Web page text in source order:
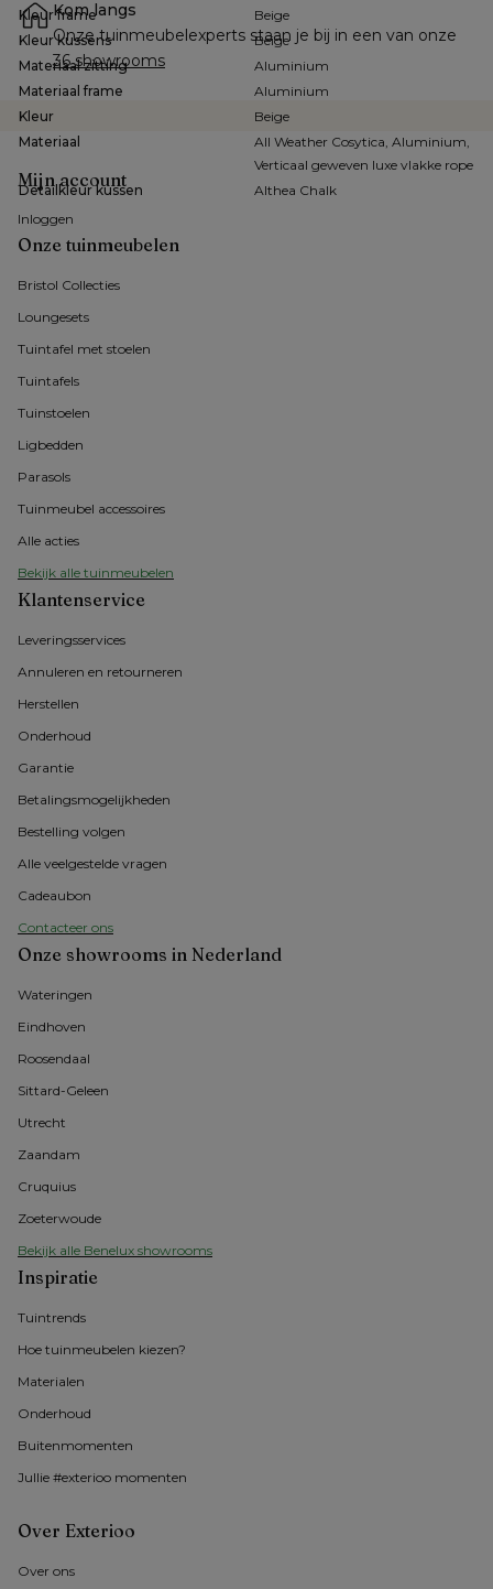
Kleur frame
Beige
Kleur kussens
Beige
Materiaal zitting
Aluminium
Materiaal frame
Aluminium
Kleur
Beige
Materiaal
All Weather Cosytica, Aluminium,
Verticaal geweven luxe vlakke rope
Detailkleur kussen
Althea Chalk
Kom langs
36 showrooms
Onze tuinmeubelen
Bristol Collecties
Loungesets
Tuintafel met stoelen
Tuintafels
Tuinstoelen
Ligbedden
Parasols
Tuinmeubel accessoires
Alle acties
Bekijk alle tuinmeubelen
Klantenservice
Leveringsservices
Annuleren en retourneren
Herstellen
Onderhoud
Garantie
Betalingsmogelijkheden
Bestelling volgen
Alle veelgestelde vragen
Cadeaubon
Contacteer ons
Onze showrooms in Nederland
Wateringen
Eindhoven
Roosendaal
Sittard-Geleen
Utrecht
Zaandam
Cruquius
Zoeterwoude
Bekijk alle Benelux showrooms
Inspiratie
Tuintrends
Hoe tuinmeubelen kiezen?
Materialen
Onderhoud
Buitenmomenten
Jullie #exterioo momenten
Over Exterioo
Over ons
Mijn account
Inloggen